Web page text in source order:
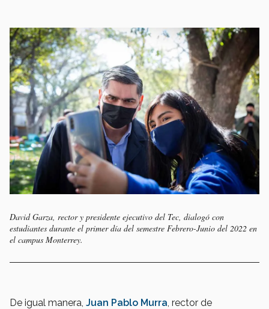
David Garza, rector y presidente ejecutivo del Tec, dialogó con
estudiantes durante el primer día del semestre Febrero-Junio del 2022 en
el campus Monterrey.
De igual manera, Juan Pablo Murra, rector de